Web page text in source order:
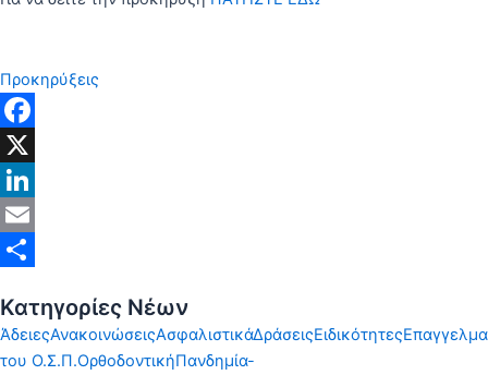
Προκηρύξεις
Facebook
X
LinkedIn
Email
Κατηγορίες Νέων
ΆδειεςΑνακοινώσειςΑσφαλιστικάΔράσειςΕιδικότητες
του Ο.Σ.Π.ΟρθοδοντικήΠανδημία-